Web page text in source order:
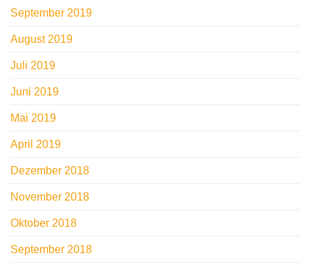
September 2019
August 2019
Juli 2019
Juni 2019
Mai 2019
April 2019
Dezember 2018
November 2018
Oktober 2018
September 2018